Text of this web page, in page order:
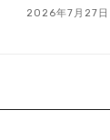
2026年7月27日